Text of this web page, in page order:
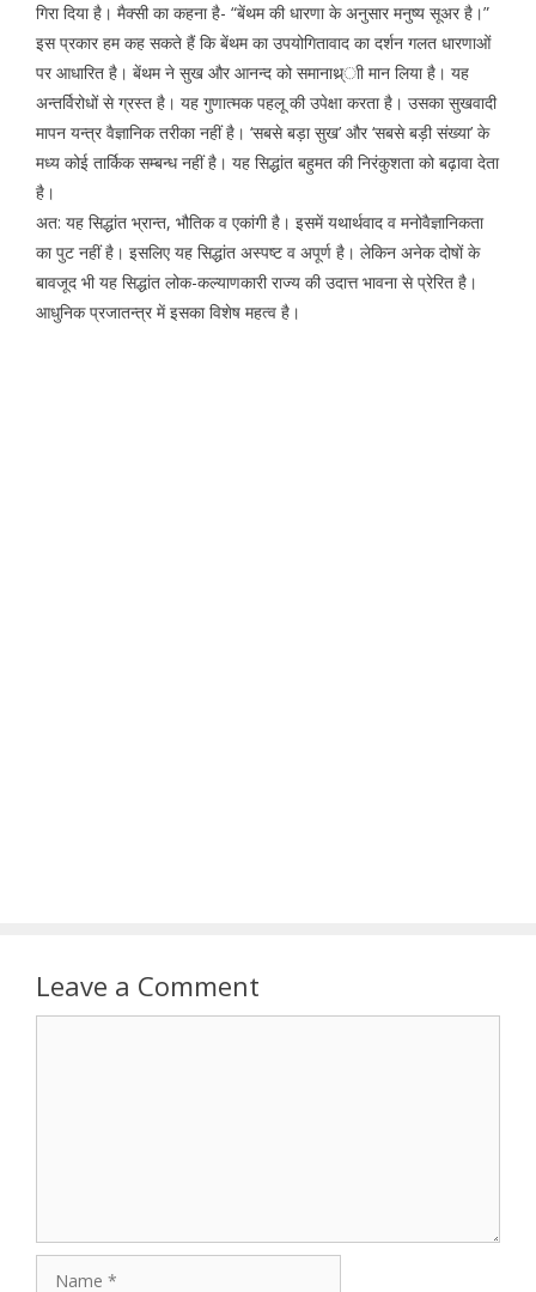
गिरा दिया है। मैक्सी का कहना है- “बेंथम की धारणा के अनुसार मनुष्य सूअर है।”
इस प्रकार हम कह सकते हैं कि बेंथम का उपयोगितावाद का दर्शन गलत धारणाओं
पर आधारित है। बेंथम ने सुख और आनन्द को समानाथ्र्ाी मान लिया है। यह
अन्तर्विरोधों से ग्रस्त है। यह गुणात्मक पहलू की उपेक्षा करता है। उसका सुखवादी
मापन यन्त्र वैज्ञानिक तरीका नहीं है। ‘सबसे बड़ा सुख’ और ‘सबसे बड़ी संख्या’ के
मध्य कोई तार्किक सम्बन्ध नहीं है। यह सिद्धांत बहुमत की निरंकुशता को बढ़ावा देता
है।
अत: यह सिद्धांत भ्रान्त, भौतिक व एकांगी है। इसमें यथार्थवाद व मनोवैज्ञानिकता
का पुट नहीं है। इसलिए यह सिद्धांत अस्पष्ट व अपूर्ण है। लेकिन अनेक दोषों के
बावजूद भी यह सिद्धांत लोक-कल्याणकारी राज्य की उदात्त भावना से प्रेरित है।
आधुनिक प्रजातन्त्र में इसका विशेष महत्व है।
Leave a Comment